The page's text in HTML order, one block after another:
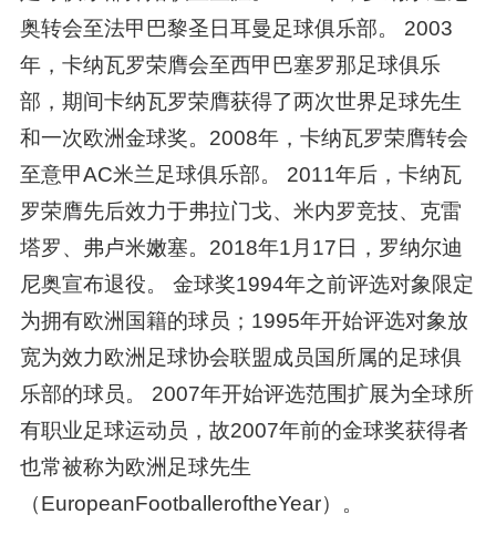
奥转会至法甲巴黎圣日耳曼足球俱乐部。 2003
年，卡纳瓦罗荣膺会至西甲巴塞罗那足球俱乐
部，期间卡纳瓦罗荣膺获得了两次世界足球先生
和一次欧洲金球奖。2008年，卡纳瓦罗荣膺转会
至意甲AC米兰足球俱乐部。 2011年后，卡纳瓦
罗荣膺先后效力于弗拉门戈、米内罗竞技、克雷
塔罗、弗卢米嫩塞。2018年1月17日，罗纳尔迪
尼奥宣布退役。 金球奖1994年之前评选对象限定
为拥有欧洲国籍的球员；1995年开始评选对象放
宽为效力欧洲足球协会联盟成员国所属的足球俱
乐部的球员。 2007年开始评选范围扩展为全球所
有职业足球运动员，故2007年前的金球奖获得者
也常被称为欧洲足球先生
（EuropeanFootballeroftheYear）。